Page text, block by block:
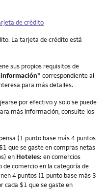
de crédito
La tarjeta de crédito está
sus propios requisitos de
información” correspondiente al
para más detalles.
por efectivo y solo se puede
más información, consulte los
(1 punto base más 4 puntos
que se gaste en compras netas
en Hoteles: en comercios
de comercio en la categoría de
4 puntos (1 punto base más 3
cada $1 que se gaste en